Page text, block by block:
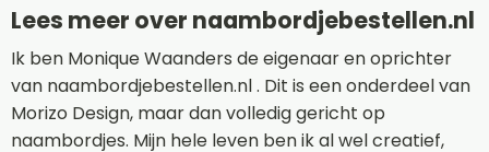
Lees meer over naambordjebestellen.nl
Ik ben Monique Waanders de eigenaar en oprichter
van naambordjebestellen.nl . Dit is een onderdeel van
Morizo Design, maar dan volledig gericht op
naambordjes. Mijn hele leven ben ik al wel creatief,